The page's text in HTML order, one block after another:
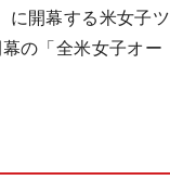
に開幕する米女子ツ
の「全米女子オー